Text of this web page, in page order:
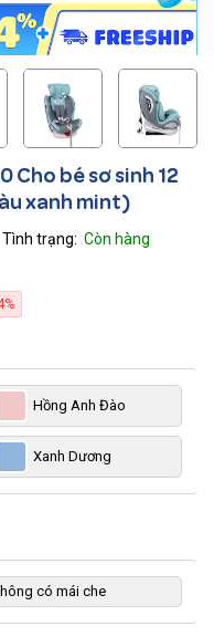
Cho bé sơ sinh 12
xanh mint)
Hồng Anh Đào
Xanh Dương
có mái che